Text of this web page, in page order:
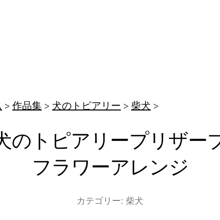
作品集 犬のトピアリー 柴犬
のトピアリープリザー
フラワーアレンジ
カテゴリー: 柴犬